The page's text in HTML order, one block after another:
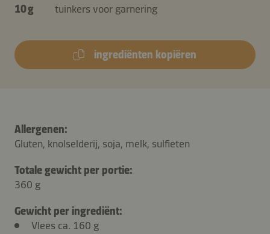
10 g
tuinkers voor garnering
ingrediënten kopiëren
Allergenen:
Gluten, knolselderij, soja, melk, sulfieten
Totale gewicht per portie:
360 g
Gewicht per ingrediënt:
Vlees ca. 160 g